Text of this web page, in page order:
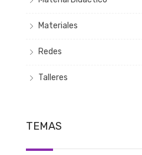
Materiales
Redes
Talleres
TEMAS